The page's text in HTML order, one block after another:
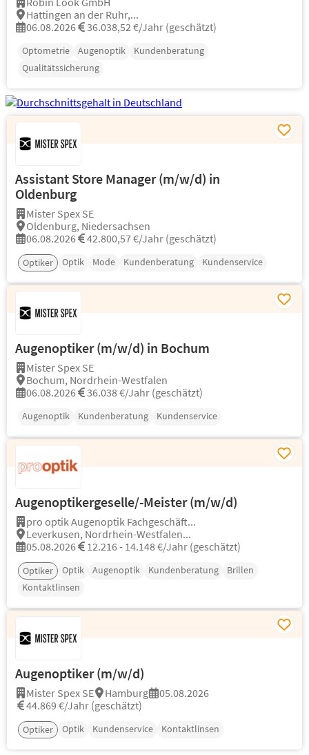
Hattingen an der Ruhr,...
06.08.2026
36.038,52 €/Jahr (geschätzt)
Optometrie Augenoptik
Kundenberatung
Qualitätssicherung
Assistant Store Manager (m/w/d) in
Oldenburg
Mister Spex SE
Oldenburg, Niedersachsen
06.08.2026
42.800,57 €/Jahr (geschätzt)
Optiker Optik Mode Kundenberatung Kundenservice
Augenoptiker (m/w/d) in Bochum
Mister Spex SE
Bochum, Nordrhein-Westfalen
06.08.2026
36.038 €/Jahr (geschätzt)
Augenoptik Kundenberatung Kundenservice
Augenoptikergeselle/-Meister (m/w/d)
pro optik Augenoptik Fachgeschäft...
Leverkusen, Nordrhein-Westfalen...
05.08.2026
12.216 - 14.148 €/Jahr (geschätzt)
Optiker Optik Augenoptik Kundenberatung
Brillen
Kontaktlinsen
Augenoptiker (m/w/d)
Mister Spex SE Hamburg
05.08.2026
44.869 €/Jahr (geschätzt)
Optiker Optik Kundenservice Kontaktlinsen